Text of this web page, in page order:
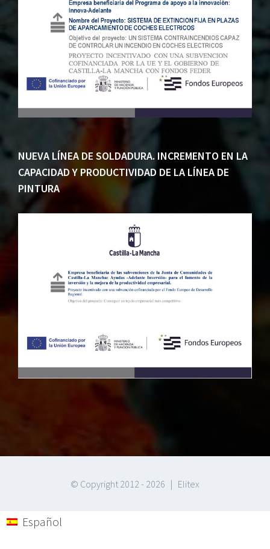
NUEVA LÍNEA DE SOLDADURA. INCREMENTO EN LA
CAPACIDAD Y PRODUCTIVIDAD DE LA LÍNEA DE
PINTURA
© Copyright 2012 - 2026 | Elitex
Español